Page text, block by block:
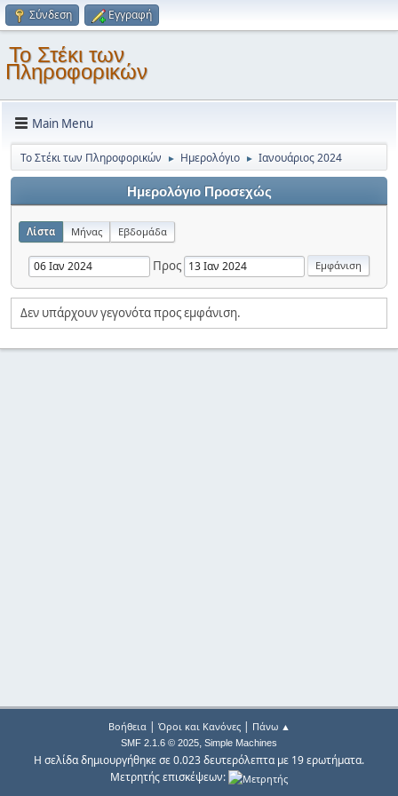
Σύνδεση Εγγραφή
Το Στέκι των
Πληροφορικών
Main Menu
Το Στέκι των Πληροφορικών ► Ημερολόγιο ► Ιανουάριος 2024
Ημερολόγιο Προσεχώς
Λίστα Μήνας Εβδομάδα
Προς
Δεν υπάρχουν γεγονότα προς εμφάνιση.
Βοήθεια| Όροι και Κανόνες| Πάνω ▲
SMF 2.1.6 © 2025, Simple Machines
Η σελίδα δημιουργήθηκε σε 0.023 δευτερόλεπτα με 19 ερωτήματα.
Μετρητής επισκέψεων: